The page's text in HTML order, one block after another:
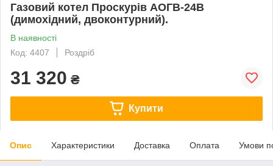
Газовий котел Проскурів АОГВ-24В
(димохідний, двоконтурний).
В наявності
Код: 4407
Роздріб
31 320 ₴
Купити
Опис Характеристики Доставка Оплата Умови